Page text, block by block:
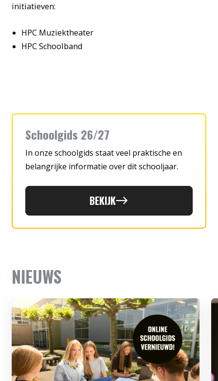
initiatieven:
HPC Muziektheater
HPC Schoolband
Schoolgids 26/27
In onze schoolgids staat veel praktische en
belangrijke informatie over dit schooljaar.
BEKIJK
NIEUWS